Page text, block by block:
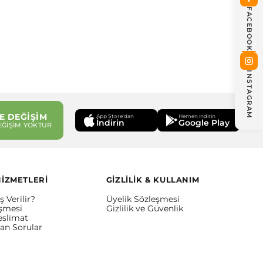
DEĞİŞİM
YOKTUR
App Store'dan
İndirin
Hemen indirin
Google Play
Verilir?
Sorular
GİZLİLİK & KULLANIM
Üyelik Sözleşmesi
Gizlilik ve Güvenlik
FACEBOOK
INSTAGRAM